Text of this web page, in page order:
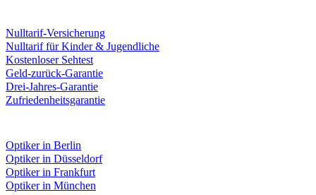
Nulltarif-Versicherung
Nulltarif für Kinder & Jugendliche
Kostenloser Sehtest
Geld-zurück-Garantie
Drei-Jahres-Garantie
Zufriedenheitsgarantie
Optiker in Berlin
Optiker in Düsseldorf
Optiker in Frankfurt
Optiker in München